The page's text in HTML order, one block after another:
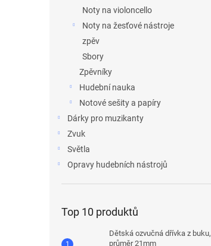
Noty na violoncello
Noty na žesťové nástroje
zpěv
Sbory
Zpěvníky
Hudební nauka
Notové sešity a papíry
Dárky pro muzikanty
Zvuk
Světla
Opravy hudebních nástrojů
Top 10 produktů
Dětská ozvučná dřívka z buku,
průměr 21mm